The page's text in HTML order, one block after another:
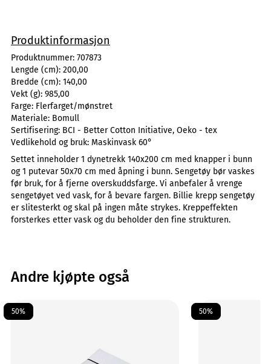
Produktinformasjon
Produktnummer: 707873
Lengde (cm): 200,00
Bredde (cm): 140,00
Vekt (g): 985,00
Farge: Flerfarget/mønstret
Materiale: Bomull
Sertifisering: BCI - Better Cotton Initiative, Oeko - tex
Vedlikehold og bruk: Maskinvask 60°
Settet inneholder 1 dynetrekk 140x200 cm med knapper i bunn
og 1 putevar 50x70 cm med åpning i bunn. Sengetøy bør vaskes
før bruk, for å fjerne overskuddsfarge. Vi anbefaler å vrenge
sengetøyet ved vask, for å bevare fargen. Billie krepp sengetøy
er slitesterkt og skal på ingen måte strykes. Kreppeffekten
forsterkes etter vask og du beholder den fine strukturen.
Andre kjøpte også
50% 50%